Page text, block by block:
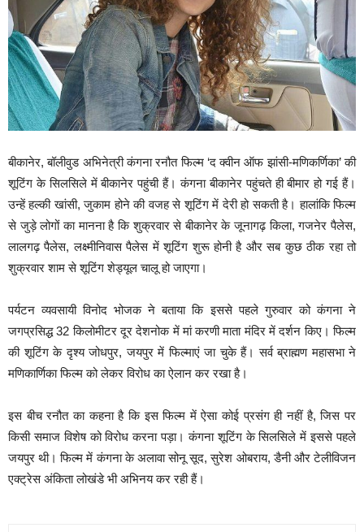
बीकानेर, बॉलीवुड अभिनेत्री कंगना रनौत फिल्म ‘द क्वीन ऑफ झांसी-मणिकर्णिका’ की
शूटिंग के सिलसिले में बीकानेर पहुंची हैं। कंगना बीकानेर पहुंचते ही बीमार हो गई हैं।
उन्हें हल्की खांसी, जुकाम होने की वजह से शूटिंग में देरी हो सकती है। हालांकि फिल्म
से जुड़े लोगों का मानना है कि शुक्रवार से बीकानेर के जूनागढ़ किला, गजनेर पैलेस,
लालगढ़ पैलेस, लक्ष्मीनिवास पैलेस में शूटिंग शुरू होनी है और सब कुछ ठीक रहा तो
शुक्रवार शाम से शूटिंग शेड्यूल चालू हो जाएगा।
पर्यटन व्यवसायी विनोद भोजक ने बताया कि इससे पहले गुरुवार को कंगना ने
जगप्रसिद्ध 32 किलोमीटर दूर देशनोक में मां करणी माता मंदिर में दर्शन किए। फिल्म
की शूटिंग के दृश्य जोधपुर, जयपुर में फिल्माएं जा चुके हैं। सर्व ब्राह्मण महासभा ने
मणिकार्णिका फिल्म को लेकर विरोध का ऐलान कर रखा है।
इस बीच रनौत का कहना है कि इस फिल्म में ऐसा कोई प्रसंग ही नहीं है, जिस पर
किसी समाज विशेष को विरोध करना पड़ा। कंगना शूटिंग के सिलसिले में इससे पहले
जयपुर थी। फिल्म में कंगना के अलावा सोनू सूद, सुरेश ओबराय, डैनी और टेलीविजन
एक्ट्रेस अंकिता लोखंडे भी अभिनय कर रही हैं।